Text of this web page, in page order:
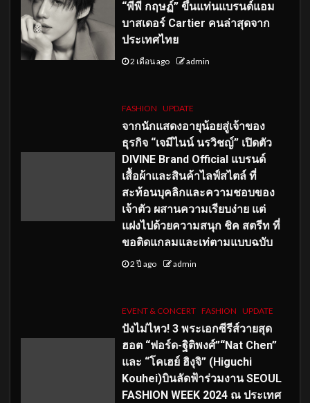
“พีพี กฤษฏ์” ขึ้นแท่นแบรนด์แอม
บาสเดอร์ Cartier คนล่าสุดจาก
ประเทศไทย
2 เดือน ago admin
FASHION UPDATE
จากนักแสดงอายุน้อยสู่เจ้าของ
ธุรกิจ “เจมีไนน์ นรวิชญ์” เปิดตัว
DIVINE Brand Official แบรนด์
เสื้อผ้าและสินค้าไลฟ์สไตล์ ที่
สะท้อนบุคลิกและความชอบของ
เจ้าตัว ผสานความเรียบง่าย แต่
แฝงไปด้วยความสนุก ชิค สตรีท ที่
ขอติดแกลมและเท่ตามแบบฉบับ
2 ปี ago admin
EVENT & CONCERT FASHION UPDATE
ปังไม่ไหว! 3 พระเอกซีรีส์วายสุด
ฮอต “ฟอร์ด-ฐิติพงศ์”“Nat Chen”
และ “โคเฮย์ ฮิงุจิ” (Higuchi
Kouhei)บินลัดฟ้าร่วมงาน SEOUL
FASHION WEEK 2024 ณ ประเทศ